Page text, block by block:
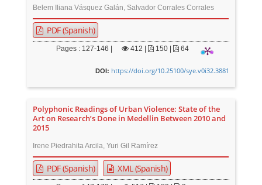
Belem Iliana Vásquez Galán, Salvador Corrales Corrales
PDF (Spanish)
Pages : 127-146 | 412 150 | 64
DOI: https://doi.org/10.25100/sye.v0i32.3881
Polyphonic Readings of Urban Violence: State of the
Art on Research’s Done in Medellin Between 2010 and
2015
Irene Piedrahita Arcila, Yuri Gil Ramírez
PDF (Spanish) XML (Spanish)